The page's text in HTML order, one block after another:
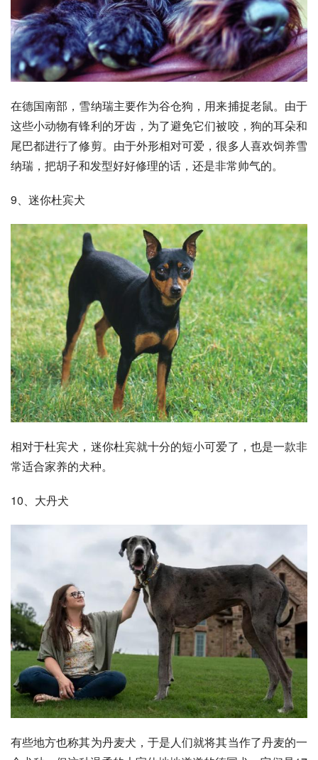
在德国南部，雪纳瑞主要作为谷仓狗，用来捕捉老鼠。由于
这些小动物有锋利的牙齿，为了避免它们被咬，狗的耳朵和
尾巴都进行了修剪。由于外形相对可爱，很多人喜欢饲养雪
纳瑞，把胡子和发型好好修理的话，还是非常帅气的。
9、 迷你杜宾犬
相对于杜宾犬，迷你杜宾就十分的短小可爱了，也是一款非
常适合家养的犬种。
10、 大丹犬
有些地方也称其为丹麦犬，于是人们就将其当作了丹麦的一